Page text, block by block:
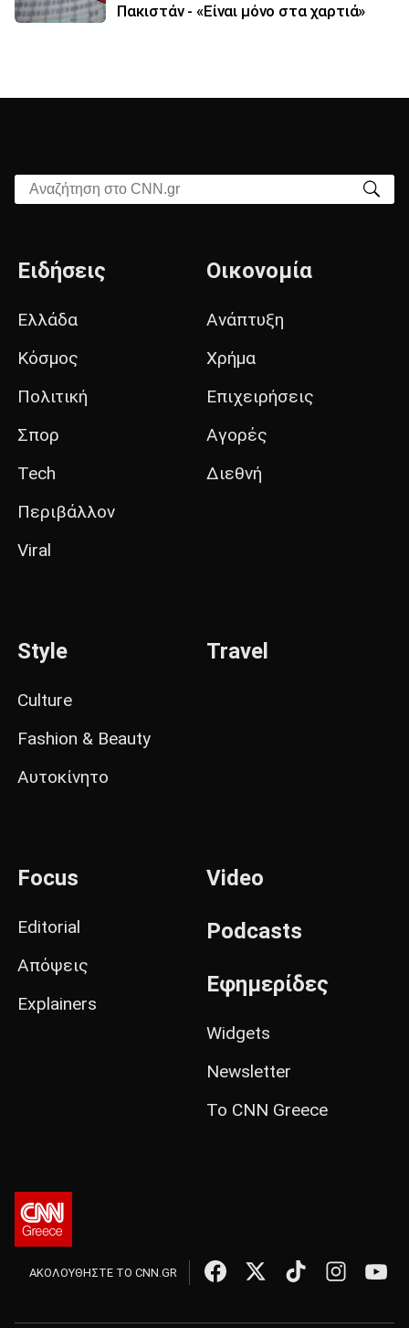
Πακιστάν - «Είναι μόνο στα χαρτιά»
Αναζήτηση στο CNN.gr
Ειδήσεις
Ελλάδα
Κόσμος
Πολιτική
Σπορ
Tech
Περιβάλλον
Viral
Οικονομία
Ανάπτυξη
Χρήμα
Επιχειρήσεις
Αγορές
Διεθνή
Style
Culture
Fashion & Beauty
Αυτοκίνητο
Travel
Focus
Editorial
Απόψεις
Explainers
Video
Podcasts
Εφημερίδες
Widgets
Newsletter
Το CNN Greece
ΑΚΟΛΟΥΘΗΣΤΕ ΤΟ CNN.GR